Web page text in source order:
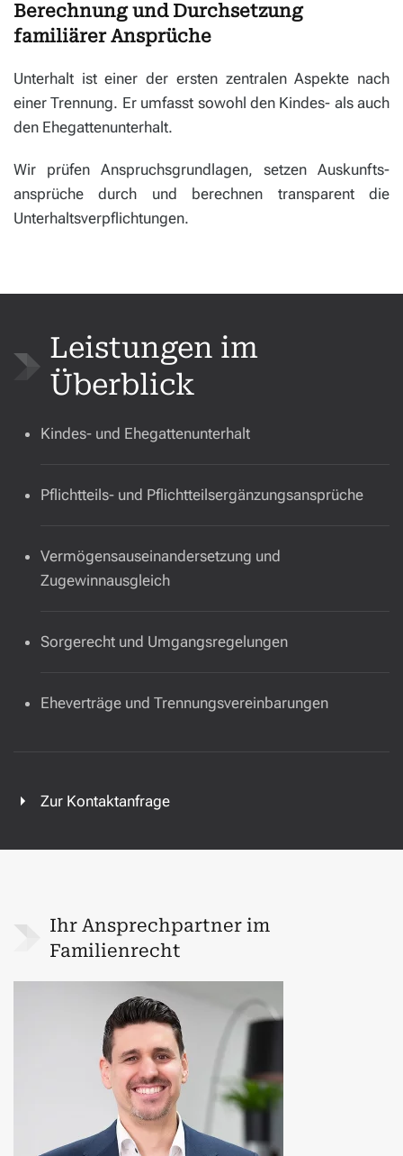
Berechnung und Durchsetzung
familiärer Ansprüche
Unterhalt ist einer der ersten zentralen Aspekte nach
einer Trennung. Er umfasst sowohl den Kindes- als auch
den Ehegatten­unterhalt.
Wir prüfen Anspruchs­grundlagen, setzen Auskunfts­
ansprüche durch und berechnen transparent die
Unterhalts­verpflichtungen.
Leistungen im
Überblick
Kindes- und Ehegattenunterhalt
Pflichtteils- und Pflichtteilsergänzungsansprüche
Vermögensauseinandersetzung und
Zugewinnausgleich
Sorgerecht und Umgangsregelungen
Eheverträge und Trennungsvereinbarungen
Zur Kontaktanfrage
Ihr Ansprechpartner im
Familienrecht